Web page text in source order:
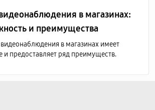
в магазинах:
и преимущества
в магазинах имеет
и предоставляет ряд преимуществ.